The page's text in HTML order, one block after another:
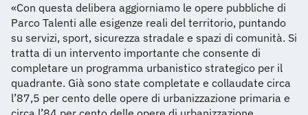
«Con questa delibera aggiorniamo le opere pubbliche di
Parco Talenti alle esigenze reali del territorio, puntando
su servizi, sport, sicurezza stradale e spazi di comunità. Si
tratta di un intervento importante che consente di
completare un programma urbanistico strategico per il
quadrante. Già sono state completate e collaudate circa
l’87,5 per cento delle opere di urbanizzazione primaria e